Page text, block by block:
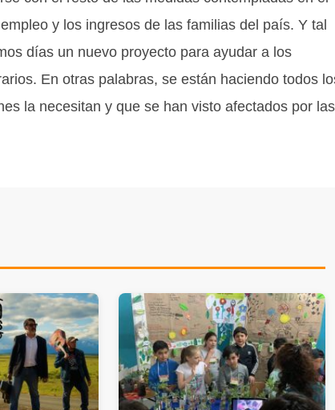
y los ingresos de las familias del país. Y tal
días un nuevo proyecto para ayudar a los
En otras palabras, se están haciendo todos
la necesitan y que se han visto afectados por las